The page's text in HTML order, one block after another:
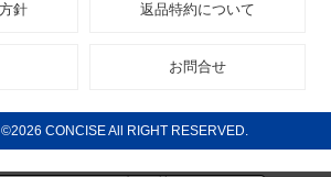
針 返品特約について
お問合せ
CONCISE All RIGHT RESERVED.